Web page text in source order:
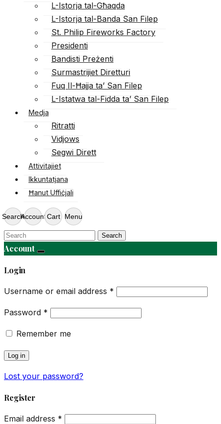
L-Istorja tal-Għaqda
L-Istorja tal-Banda San Filep
St. Philip Fireworks Factory
Presidenti
Bandisti Preżenti
Surmastrijiet Diretturi
Fuq Il-Ħajja ta’ San Filep
L-Istatwa tal-Fidda ta’ San Filep
Medja
Ritratti
Vidjows
Segwi Dirett
Attivitajiet
Ikkuntatjana
Ħanut Uffiċjali
SearchAccount Cart Menu
Search
Account
Login
Username or email address *
Password *
Remember me
Log in
Lost your password?
Register
Email address *